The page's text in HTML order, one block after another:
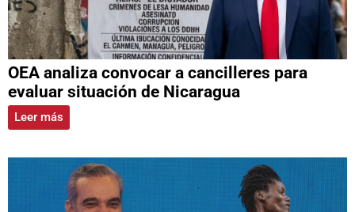
OEA analiza convocar a cancilleres para
evaluar situación de Nicaragua
Leer más